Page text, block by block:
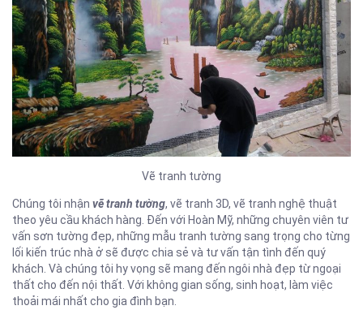
Vẽ tranh tường
Chúng tôi nhận vẽ tranh tường, vẽ tranh 3D, vẽ tranh nghệ thuật
theo yêu cầu khách hàng. Đến với Hoàn Mỹ, những chuyên viên tư
vấn sơn tường đẹp, những mẫu tranh tường sang trọng cho từng
lối kiến trúc nhà ở sẽ được chia sẻ và tư vấn tận tình đến quý
khách. Và chúng tôi hy vọng sẽ mang đến ngôi nhà đẹp từ ngoại
thất cho đến nội thất. Với không gian sống, sinh hoạt, làm việc
thoải mái nhất cho gia đình bạn.